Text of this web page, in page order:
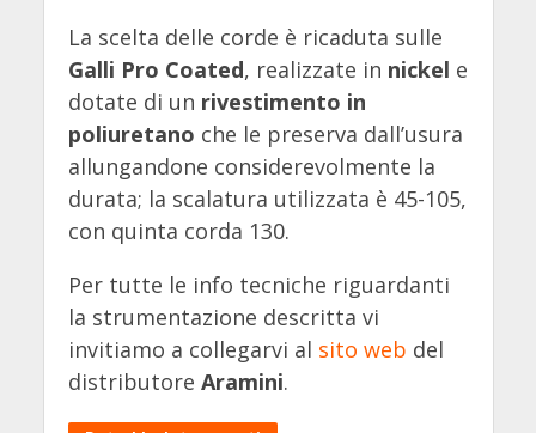
La scelta delle corde è ricaduta sulle
Galli Pro Coated, realizzate in nickel e
dotate di un rivestimento in
poliuretano che le preserva dall’usura
allungandone considerevolmente la
durata; la scalatura utilizzata è 45-105,
con quinta corda 130.
Per tutte le info tecniche riguardanti
la strumentazione descritta vi
invitiamo a collegarvi al sito web del
distributore Aramini.